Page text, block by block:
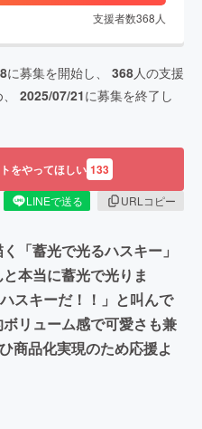
支援者数368 人
に募集を開始し、 368人の支援
2025/07/21に募集を終了し
をやってほしい 133
LINEで送る
URLコピー
「蓄光で光るハスキー」
本当に蓄光で光りま
スキーだ！！」と叫んで
リューム感で可愛さも兼
商品化実現のため応援よ